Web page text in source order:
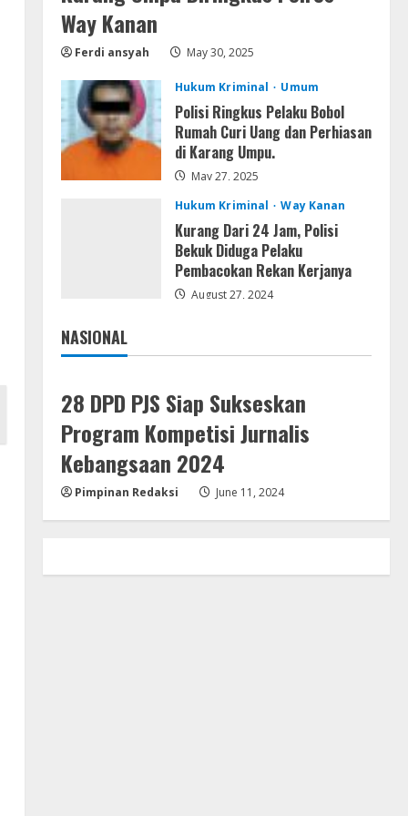
5
VL
bit ISO Image .tоr𝚛еnt
Way Kanan
Ferdi ansyah May 30, 2025
Hukum Kriminal Umum
Polisi Ringkus Pelaku Bobol
Rumah Curi Uang dan Perhiasan
di Karang Umpu.
May 27, 2025
Hukum Kriminal
Way Kanan
Kurang Dari 24 Jam, Polisi
Bekuk Diduga Pelaku
Pembacokan Rekan Kerjanya
August 27, 2024
NASIONAL
Jakarta
28 DPD PJS Siap Sukseskan
Program Kompetisi Jurnalis
Kebangsaan 2024
Pimpinan Redaksi June 11, 2024